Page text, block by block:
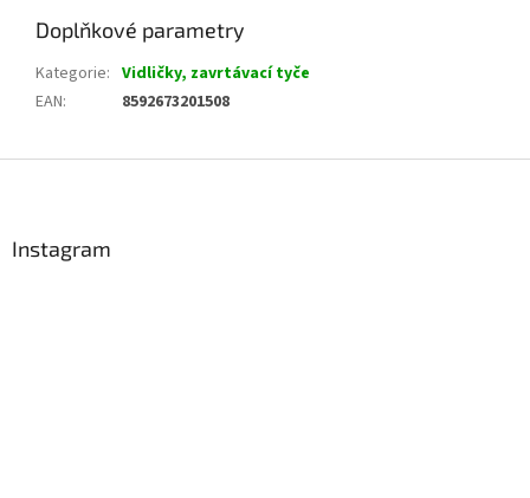
Doplňkové parametry
Kategorie: Vidličky, zavrtávací tyče
EAN: 8592673201508
Instagram